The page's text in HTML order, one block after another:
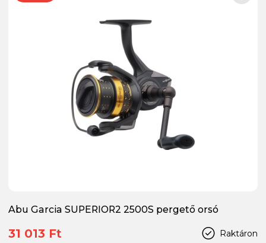
Abu Garcia SUPERIOR2 2500S pergető orsó
Raktáron
31 013 Ft